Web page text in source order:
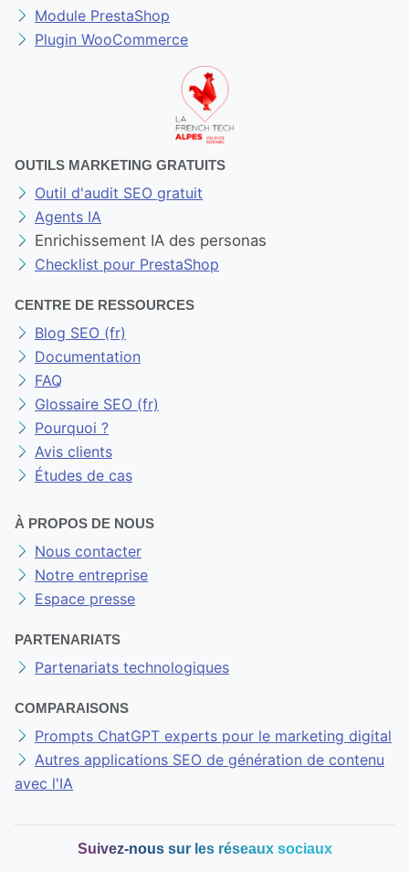
Module PrestaShop
Plugin WooCommerce
OUTILS MARKETING GRATUITS
Outil d'audit SEO gratuit
Agents IA
Enrichissement IA des personas
Checklist pour PrestaShop
CENTRE DE RESSOURCES
Blog SEO (fr)
Documentation
FAQ
Glossaire SEO (fr)
Pourquoi ?
Avis clients
Études de cas
À PROPOS DE NOUS
Nous contacter
Notre entreprise
Espace presse
PARTENARIATS
Partenariats technologiques
COMPARAISONS
Prompts ChatGPT experts pour le marketing digital
Autres applications SEO de génération de contenu
avec l'IA
Suivez-nous sur les réseaux sociaux